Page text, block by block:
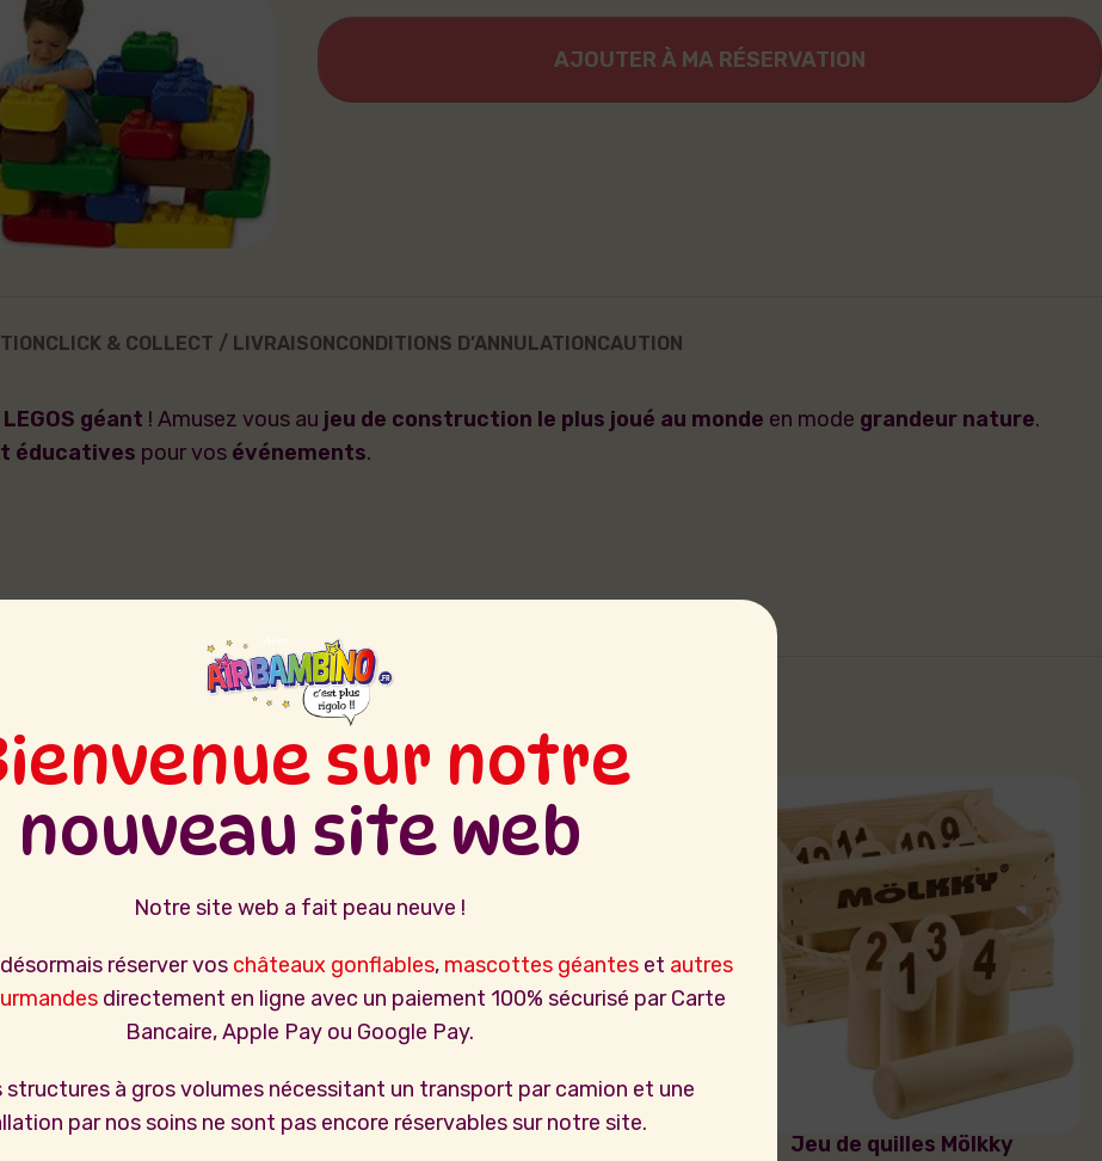
sur notre
nouveau site web
Notre site web a fait peau neuve !
réserver vos châteaux gonflables, mascottes géanteset autres
directement en ligne avec un paiement 100% sécurisé par Carte
Bancaire, Apple Pay ou Google Pay.
structures à gros volumes nécessitant un transport par camion et une
par nos soins ne sont pas encore réservables sur notre site.
AJOUTER À MA RÉSERVATION
CLICK & COLLECT / LIVRAISONCONDITIONS D’ANNULATIONCAUTION
géant ! Amusez vous au jeu de construction le plus joué au monde en mode grandeur nature.
éducatives pour vos événements.
aux canards sirène
Jeu de quilles Mölkky